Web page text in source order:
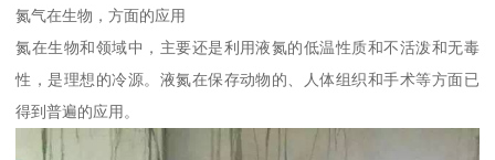
氮气在生物，方面的应用
氮在生物和领域中，主要还是利用液氮的低温性质和不活泼和无毒
性，是理想的冷源。液氮在保存动物的、人体组织和手术等方面已
得到普遍的应用。